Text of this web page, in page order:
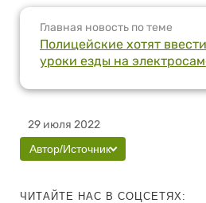
Главная новость по теме
Полицейские хотят
уроки езды на
29 июля 2022
Автор/Источник
ЧИТАЙТЕ НАС В СОЦСЕТЯХ: